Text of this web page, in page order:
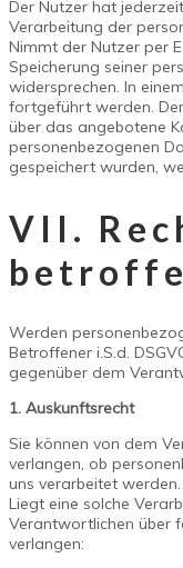
Der Nutzer hat
Verarbeitung der
Nimmt der Nutzer per
Speicherung seiner
widersprechen. In
fortgeführt werden.
über das angebotene
personenbezogenen
gespeichert wurden,
VII.
Werden
Betroffener i.S.d.
gegenüber dem
1. Auskunftsrecht
Sie können von dem
verlangen, ob
uns verarbeitet werden.
Liegt eine solche
Verantwortlichen über
verlangen: